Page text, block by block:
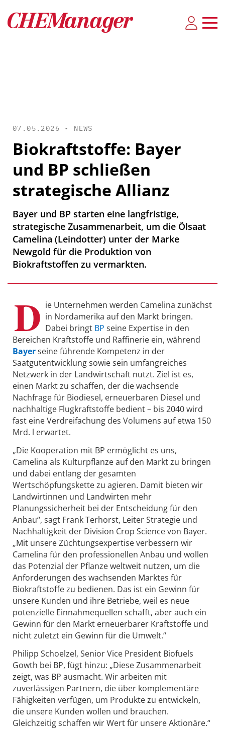
07.05.2026 • NEWS
Biokraftstoffe: Bayer
und BP schließen
strategische Allianz
Bayer und BP starten eine langfristige,
strategische Zusammenarbeit, um die Ölsaat
Camelina (Leindotter) unter der Marke
Newgold für die Produktion von
Biokraftstoffen zu vermarkten.
D ie Unternehmen werden Camelina zunächst
in Nordamerika auf den Markt bringen.
Dabei bringt BP seine Expertise in den
Bereichen Kraftstoffe und Raffinerie ein, während
Bayerseine führende Kompetenz in der
Saatgutentwicklung sowie sein umfangreiches
Netzwerk in der Landwirtschaft nutzt. Ziel ist es,
einen Markt zu schaffen, der die wachsende
Nachfrage für Biodiesel, erneuerbaren Diesel und
nachhaltige Flugkraftstoffe bedient – bis 2040 wird
fast eine Verdreifachung des Volumens auf etwa 150
Mrd. l erwartet.
„Die Kooperation mit BP ermöglicht es uns,
Camelina als Kulturpflanze auf den Markt zu bringen
und dabei entlang der gesamten
Wertschöpfungskette zu agieren. Damit bieten wir
Landwirtinnen und Landwirten mehr
Planungssicherheit bei der Entscheidung für den
Anbau“, sagt Frank Terhorst, Leiter Strategie und
Nachhaltigkeit der Division Crop Science von Bayer.
„Mit unsere Züchtungsexpertise verbessern wir
Camelina für den professionellen Anbau und wollen
das Potenzial der Pflanze weltweit nutzen, um die
Anforderungen des wachsenden Marktes für
Biokraftstoffe zu bedienen. Das ist ein Gewinn für
unsere Kunden und ihre Betriebe, weil es neue
potenzielle Einnahmequellen schafft, aber auch ein
Gewinn für den Markt erneuerbarer Kraftstoffe und
nicht zuletzt ein Gewinn für die Umwelt.“
Philipp Schoelzel, Senior Vice President Biofuels
Gowth bei BP, fügt hinzu: „Diese Zusammenarbeit
zeigt, was BP ausmacht. Wir arbeiten mit
zuverlässigen Partnern, die über komplementäre
Fähigkeiten verfügen, um Produkte zu entwickeln,
die unsere Kunden wollen und brauchen.
Gleichzeitig schaffen wir Wert für unsere Aktionäre.“